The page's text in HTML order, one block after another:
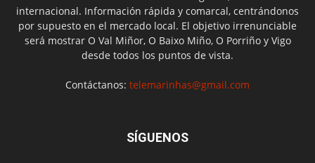
internacional. Información rápida y comarcal, centrándonos
por supuesto en el mercado local. El objetivo irrenunciable
será mostrar O Val Miñor, O Baixo Miño, O Porriño y Vigo
desde todos los puntos de vista.
Contáctanos: telemarinhas@gmail.com
SÍGUENOS